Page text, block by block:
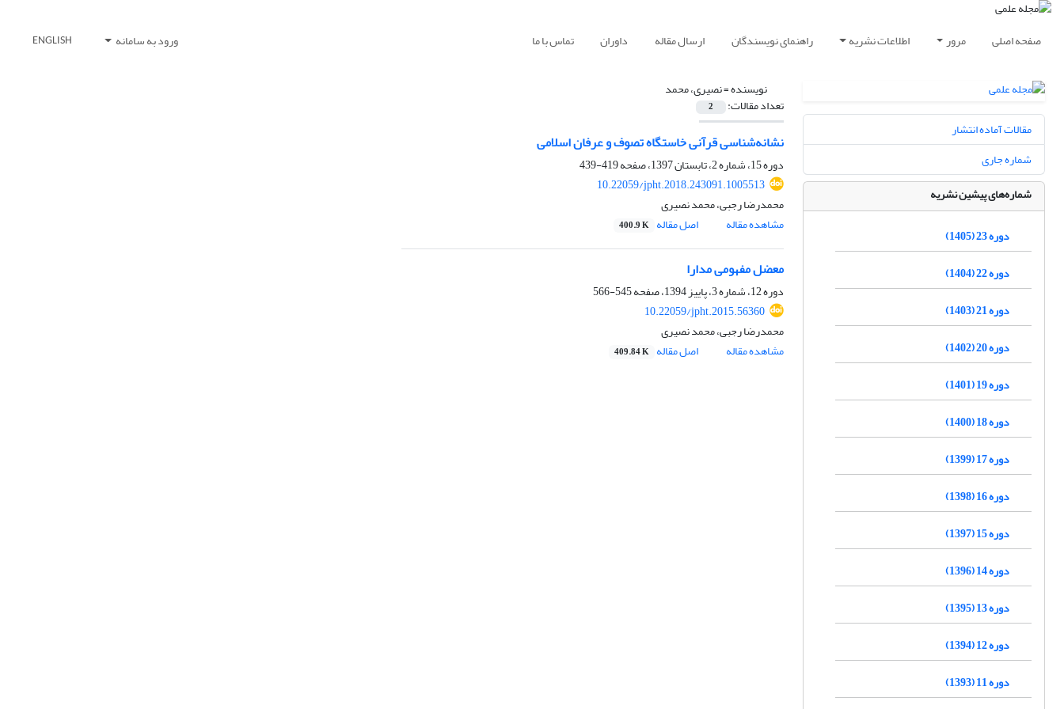
صفحه اصلی مرور اطلاعات نشریه راهنمای نویسندگان ارسال مقاله داوران تماس با ما ورود به سامانه ENGLISH
نویسنده =نصیری، محمد
تعداد مقالات: 2
نشانه‌شناسی قرآنی خاستگاه تصوف و عرفان اسلامی
دوره 15، شماره 2، تابستان 1397، صفحه
419-439
10.22059/jpht.2018.243091.1005513
محمدرضا رجبی، محمد نصیری
مشاهده مقاله
اصل مقاله 400.9 K
معضل مفهومی مدارا
دوره 12، شماره 3، پاییز 1394، صفحه
545-566
10.22059/jpht.2015.56360
محمدرضا رجبی، محمد نصیری
مشاهده مقاله
اصل مقاله 409.84 K
مقالات آماده انتشار
شماره جاری
شماره‌های پیشین نشریه
دوره 23 (1405)
دوره 22 (1404)
دوره 21 (1403)
دوره 20 (1402)
دوره 19 (1401)
دوره 18 (1400)
دوره 17 (1399)
دوره 16 (1398)
دوره 15 (1397)
دوره 14 (1396)
دوره 13 (1395)
دوره 12 (1394)
دوره 11 (1393)